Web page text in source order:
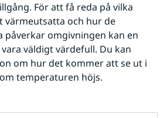
För att få reda på vilka
värmeutsatta och hur de
påverkar omgivningen kan en
väldigt värdefull. Du kan
om hur det kommer att se ut i
temperaturen höjs.